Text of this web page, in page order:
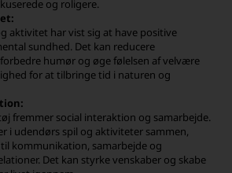
og roligere.
aktivitet har vist sig at have positive
sundhed. Det kan reducere
humør og øge følelsen af velvære
for at tilbringe tid i naturen og
fremmer social interaktion og samarbejde.
i udendørs spil og aktiviteter sammen,
kommunikation, samarbejde og
Det kan styrke venskaber og skabe